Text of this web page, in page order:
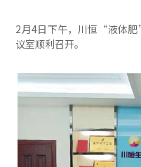
2月4日下午，川恒“液体
议室顺利召开。